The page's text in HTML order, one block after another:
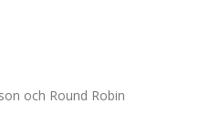
och Round Robin